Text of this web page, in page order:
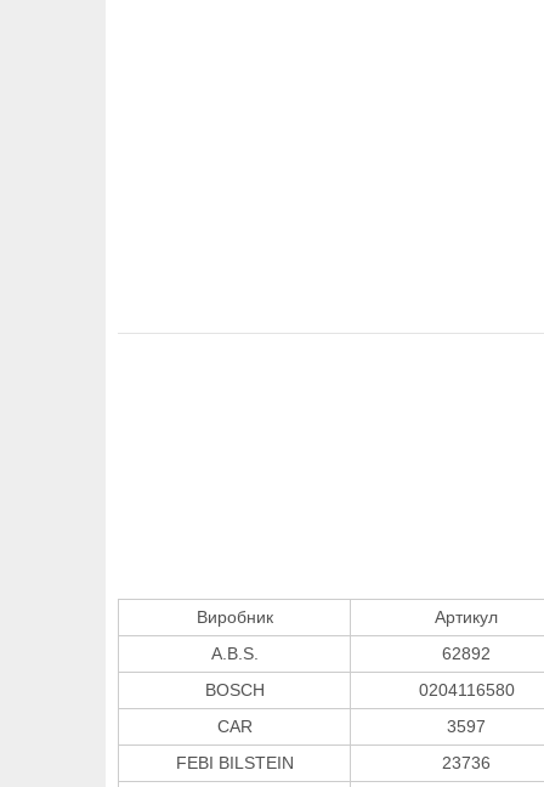
Виробник
Артикул
A.B.S.
62892
BOSCH
0204116580
CAR
3597
FEBI BILSTEIN
23736